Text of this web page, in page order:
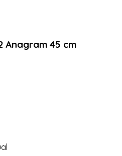
Anagram 45 cm